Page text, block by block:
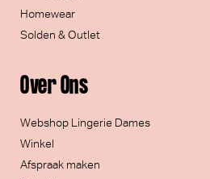
Over Ons
Webshop Lingerie Dames
Winkel
Afspraak maken
Homewear
Solden & Outlet